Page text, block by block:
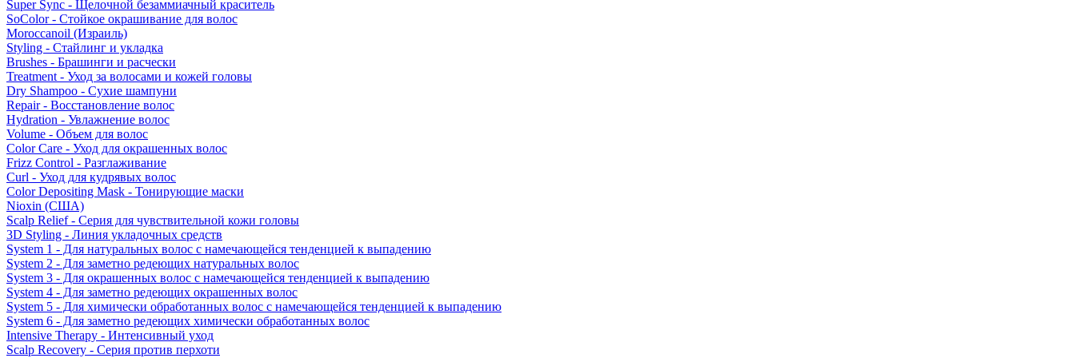
Super Sync - Щелочной безаммиачный краситель
SoColor - Стойкое окрашивание для волос
Moroccanoil (Израиль)
Styling - Стайлинг и укладка
Brushes - Брашинги и расчески
Treatment - Уход за волосами и кожей головы
Dry Shampoo - Сухие шампуни
Repair - Восстановление волос
Hydration - Увлажнение волос
Volume - Объем для волос
Color Care - Уход для окрашенных волос
Frizz Control - Разглаживание
Curl - Уход для кудрявых волос
Color Depositing Mask - Тонирующие маски
Nioxin (США)
Scalp Relief - Серия для чувствительной кожи головы
3D Styling - Линия укладочных средств
System 1 - Для натуральных волос с намечающейся тенденцией к выпадению
System 2 - Для заметно редеющих натуральных волос
System 3 - Для окрашенных волос с намечающейся тенденцией к выпадению
System 4 - Для заметно редеющих окрашенных волос
System 5 - Для химически обработанных волос с намечающейся тенденцией к выпадению
System 6 - Для заметно редеющих химически обработанных волос
Intensive Therapy - Интенсивный уход
Scalp Recovery - Серия против перхоти